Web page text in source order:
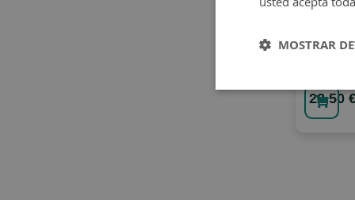
Jarabe
Manuka
22,50
MOSTRAR